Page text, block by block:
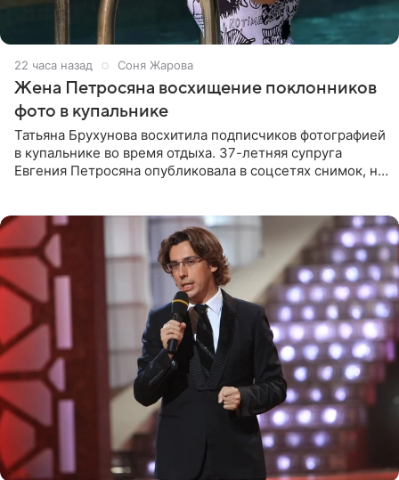
22 часа назад Соня Жарова
Жена Петросяна восхищение поклонников
фото в купальнике
Татьяна Брухунова восхитила подписчиков фотографией
в купальнике во время отдыха. 37-летняя супруга
Евгения Петросяна опубликовала в соцсетях снимок, на